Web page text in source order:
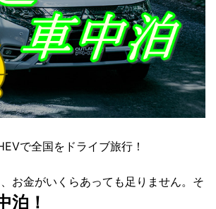
で全国をドライブ旅行！
お金がいくらあっても足りません。そ
泊！